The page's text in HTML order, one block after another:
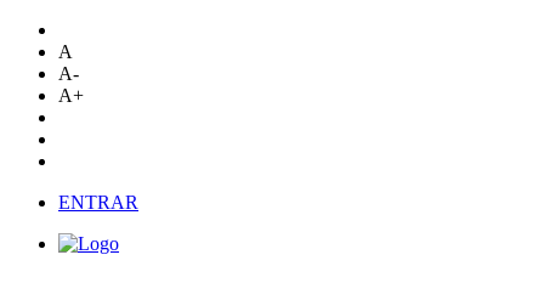
A
A-
A+
ENTRAR